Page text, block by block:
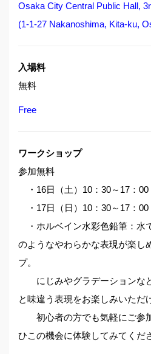
Osaka City Central Public Hall,
(1-1-27 Nakanoshima, Kita-ku,
入場料
無料
Free
ワークショップ
参加無料
・16日（土）10：30～17：00
・17日（日）10：30～17：00
・ホルベイン水彩色鉛筆：水
のようなやわらかな表現が楽し
プ。
にじみやグラデーションな
と味違う表現をお楽しみいただ
初心者の方でも気軽にご参
ひこの機会に体験してみてくだ